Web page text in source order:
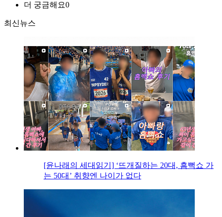
더 궁금해요0
최신뉴스
[윤나래의 세대읽기] ‘뜨개질하는 20대, 흠뻑쇼 가
는 50대’ 취향엔 나이가 없다